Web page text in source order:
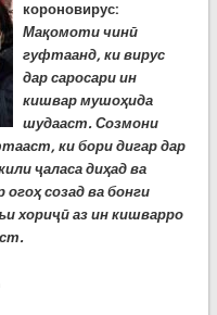
короновирус:
Мақомоти чинӣ
гуфтаанд, ки вирус
дар саросари ин
кишвар мушоҳида
шудааст. Созмони
ки бори дигар дар
ҷаласа диҳад ва
созад ва бонги
хориҷӣ аз ин кишварро
Чинро фаро гирифт.